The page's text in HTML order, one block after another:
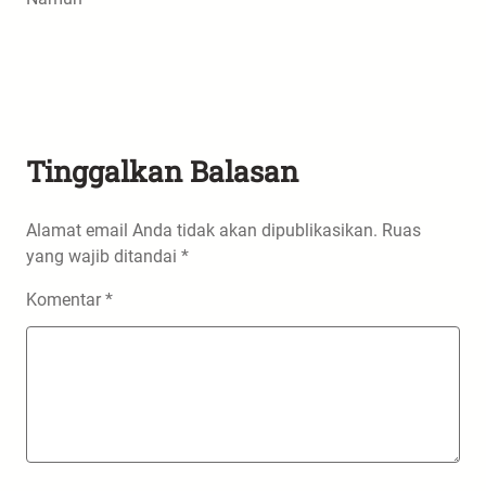
Tinggalkan Balasan
Alamat email Anda tidak akan dipublikasikan. Ruas
yang wajib ditandai *
Komentar*